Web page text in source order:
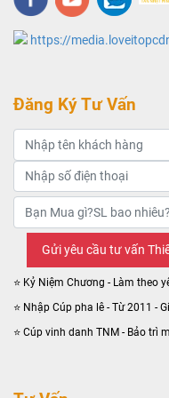
tôn vinh thành tựu một
lượng sản phẩm.
Đăng Ký Tư Vấn
⭐ Kỷ Niệm Chương - Làm theo
⭐ Nhập Cúp pha lê - Từ 2011 -
⭐ Cúp vinh danh TNM - Bảo trì